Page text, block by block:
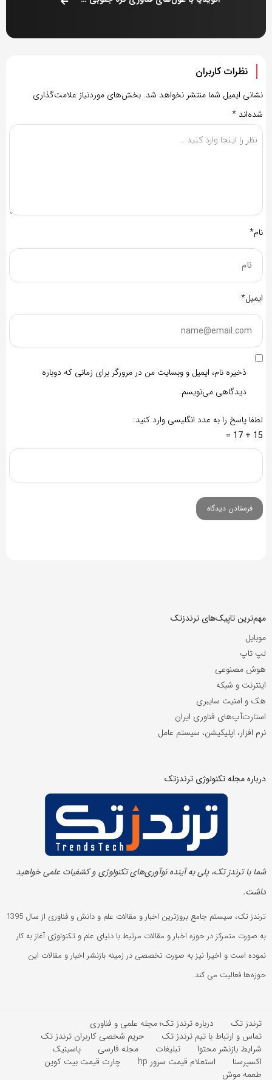
نظرات کاربران
نشانی ایمیل شما منتشر نخواهد شد. بخش‌های موردنیاز علامت‌گذاری
شده‌اند *
نام*
ایمیل*
ذخیره نام، ایمیل و وبسایت من در مرورگر برای زمانی که دوباره
دیدگاهی می‌نویسم.
لطفا پاسخ را به عدد انگلیسی وارد کنید:
15 + 17 =
مهم‌ترین تاپیک‌های ترندزتک
موبایل
لپ تاپ
هوش مصنوعی
اینترنت و شبکه
هک و امنیت سایبری
استارت‌آپ‌های فناوری ایران
نرم افزار، اپلیکیشن، سیستم عامل
درباره مجله تکنولوژی ترندزتک
شما با ترندز تک، پلی به آینده‌ نوآوری‌های تکنولوژی و کشفیات علمی خواهید
داشت.
ترندز تک، سیستم جامع بروزترین اخبار و مقالات علم و دانش و فناوری از سال 1395
به صورت متمرکز در حوزه اخبار و مقالات مرتبط با دنیای علم و تکنولوژی آغاز به کار
نموده است و اخیرا نیز به صورت تخصصی در زمینه بازنشر اخبار و مقالات این
حوزه‌ها فعالیت می کند.
ترندز تک
درباره ترندز تک؛ مجله علمی و فناوری
تماس و ارتباط با تیم ترندز تک
حریم شخصی کاربران ترندز تک
شرایط بازنشر محتوا
تبلیغات مجله فارسی
پاسینیک
اکسپرسنا
استعلام قیمت سرور hp
چارت قیمت بیت کوین
طعمه موش